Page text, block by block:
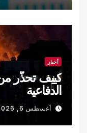
أخبار
كييف تحذّر
الدفاعية
أغسطس 6, 2026